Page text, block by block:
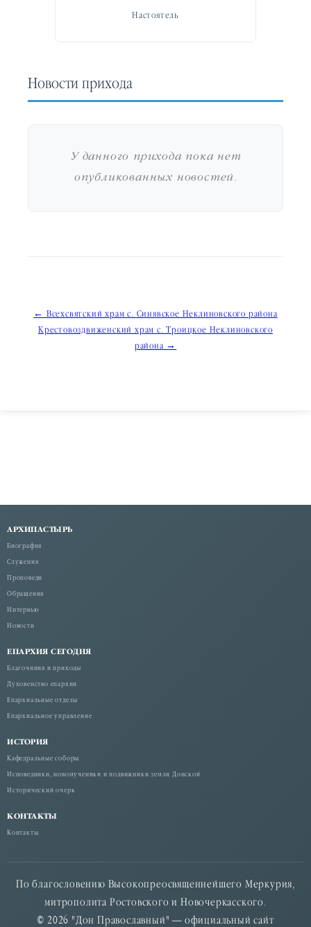
Настоятель
Новости прихода
У данного прихода пока нет
опубликованных новостей.
Навигация
по
← Всехсвятский храм с. Синявское Неклиновского района
Крестовоздвиженский храм с. Троицкое Неклиновского
района →
АРХИПАСТЫРЬ
Биография
Служения
Проповеди
Обращения
Интервью
Новости
ЕПАРХИЯ СЕГОДНЯ
Благочиния и приходы
Духовенство епархии
Епархиальные отделы
Епархиальное управление
ИСТОРИЯ
Кафедральные соборы
Исповедники, новомученики и подвижники земли Донской
Исторический очерк
КОНТАКТЫ
Контакты
По благословению Высокопреосвященнейшего Меркурия,
митрополита Ростовского и Новочеркасского.
© 2026 "Дон Православный" — официальный сайт